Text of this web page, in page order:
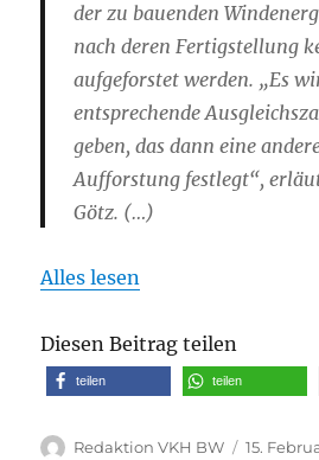
der zu bauenden
nach deren Fertigstellung
aufgeforstet werden. „Es
entsprechende
geben, das dann eine
Aufforstung festlegt“,
Götz. (…)
Alles lesen
Diesen Beitrag teilen
teilen teilen
Autor
Redaktion VKH BW 15.